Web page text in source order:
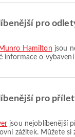
pro
Munro Hamilton jsou
informace o
pro
jsou nejoblíbenější
zážitek. Můžete